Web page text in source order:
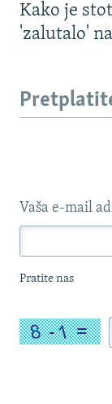
Kako je
'zalutalo'
Vaša e-mail
Pratite nas